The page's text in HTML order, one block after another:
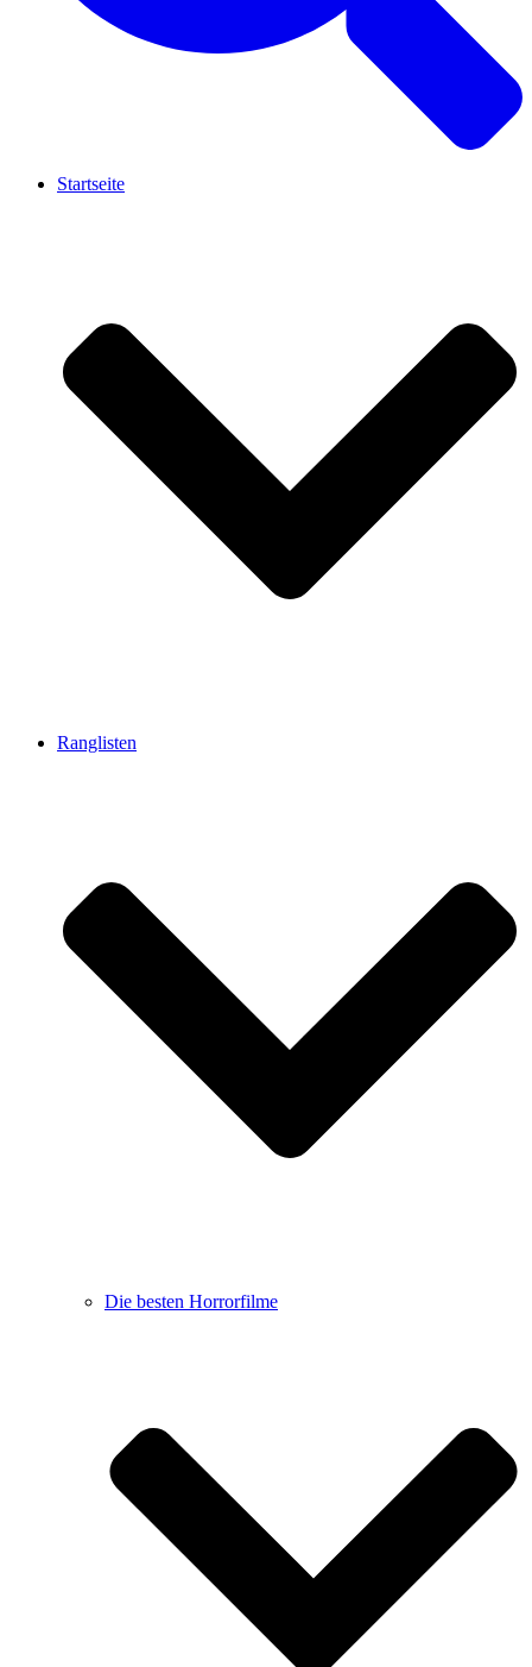
Startseite
Ranglisten
Die besten Horrorfilme